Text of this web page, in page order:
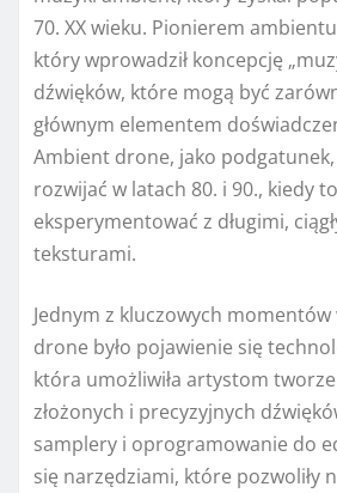
70. XX wieku. Pionierem
który wprowadził koncepcję
dźwięków, które mogą być
głównym elementem
Ambient drone, jako podgatunek,
rozwijać w latach 80. i 90., kiedy
eksperymentować z długimi,
teksturami.
Jednym z kluczowych
drone było pojawienie się
która umożliwiła artystom
złożonych i precyzyjnych
samplery i oprogramowanie do
się narzędziami, które pozwoliły